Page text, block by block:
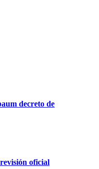
decreto de
oficial